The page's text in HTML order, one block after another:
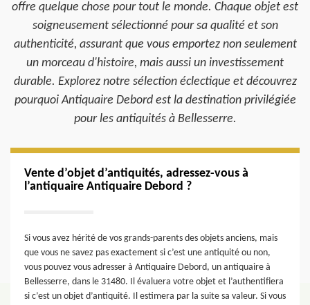
offre quelque chose pour tout le monde. Chaque objet est
soigneusement sélectionné pour sa qualité et son
authenticité, assurant que vous emportez non seulement
un morceau d'histoire, mais aussi un investissement
durable. Explorez notre sélection éclectique et découvrez
pourquoi Antiquaire Debord est la destination privilégiée
pour les antiquités à Bellesserre.
Vente d’objet d’antiquités, adressez-vous à
l’antiquaire Antiquaire Debord ?
Si vous avez hérité de vos grands-parents des objets anciens, mais
que vous ne savez pas exactement si c’est une antiquité ou non,
vous pouvez vous adresser à Antiquaire Debord, un antiquaire à
Bellesserre, dans le 31480. Il évaluera votre objet et l’authentifiera
si c’est un objet d’antiquité. Il estimera par la suite sa valeur. Si vous